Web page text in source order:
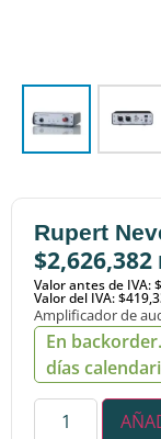
Rupert
$2,626,382
Valor antes de IVA:
Valor del IVA:
Amplificador de
En
días